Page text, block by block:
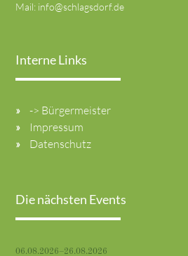
Mail: info@schlagsdorf.de
Interne Links
-> Bürgermeister
Impressum
Datenschutz
Die nächsten Events
06.08.2026–26.08.2026